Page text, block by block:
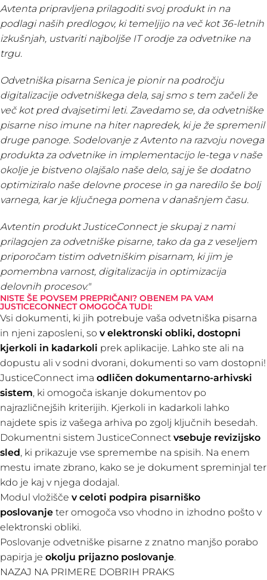
Avtenta pripravljena prilagoditi svoj produkt in na
podlagi naših predlogov, ki temeljijo na več kot 36-letnih
izkušnjah, ustvariti najboljše IT orodje za odvetnike na
trgu.
Odvetniška pisarna Senica je pionir na področju
digitalizacije odvetniškega dela, saj smo s tem začeli že
več kot pred dvajsetimi leti. Zavedamo se, da odvetniške
pisarne niso imune na hiter napredek, ki je že spremenil
druge panoge. Sodelovanje z Avtento na razvoju novega
produkta za odvetnike in implementacijo le-tega v naše
okolje je bistveno olajšalo naše delo, saj je še dodatno
optimiziralo naše delovne procese in ga naredilo še bolj
varnega, kar je ključnega pomena v današnjem času.
Avtentin produkt JusticeConnect je skupaj z nami
prilagojen za odvetniške pisarne, tako da ga z veseljem
priporočam tistim odvetniškim pisarnam, ki jim je
pomembna varnost, digitalizacija in optimizacija
delovnih procesov."
NISTE ŠE POVSEM PREPRIČANI? OBENEM PA VAM
JUSTICECONNECT OMOGOČA TUDI:
Vsi dokumenti, ki jih potrebuje vaša odvetniška pisarna
in njeni zaposleni, so v elektronski obliki, dostopni
kjerkoli in kadarkoli prek aplikacije. Lahko ste ali na
dopustu ali v sodni dvorani, dokumenti so vam dostopni!
JusticeConnect ima odličen dokumentarno-arhivski
sistem, ki omogoča iskanje dokumentov po
najrazličnejših kriterijih. Kjerkoli in kadarkoli lahko
najdete spis iz vašega arhiva po zgolj ključnih besedah.
Dokumentni sistem JusticeConnect vsebuje revizijsko
sled, ki prikazuje vse spremembe na spisih. Na enem
mestu imate zbrano, kako se je dokument spreminjal ter
kdo je kaj v njega dodajal.
Modul vložišče v celoti podpira pisarniško
poslovanje ter omogoča vso vhodno in izhodno pošto v
elektronski obliki.
Poslovanje odvetniške pisarne z znatno manjšo porabo
papirja je okolju prijazno poslovanje.
NAZAJ NA PRIMERE DOBRIH PRAKS